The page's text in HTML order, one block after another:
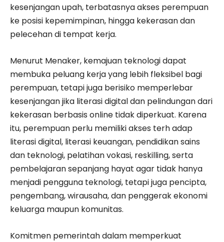
kesenjangan upah, terbatasnya akses perempuan
ke posisi kepemimpinan, hingga kekerasan dan
pelecehan di tempat kerja.
Menurut Menaker, kemajuan teknologi dapat
membuka peluang kerja yang lebih fleksibel bagi
perempuan, tetapi juga berisiko memperlebar
kesenjangan jika literasi digital dan pelindungan dari
kekerasan berbasis online tidak diperkuat. Karena
itu, perempuan perlu memiliki akses terh adap
literasi digital, literasi keuangan, pendidikan sains
dan teknologi, pelatihan vokasi, reskilling, serta
pembelajaran sepanjang hayat agar tidak hanya
menjadi pengguna teknologi, tetapi juga pencipta,
pengembang, wirausaha, dan penggerak ekonomi
keluarga maupun komunitas.
Komitmen pemerintah dalam memperkuat